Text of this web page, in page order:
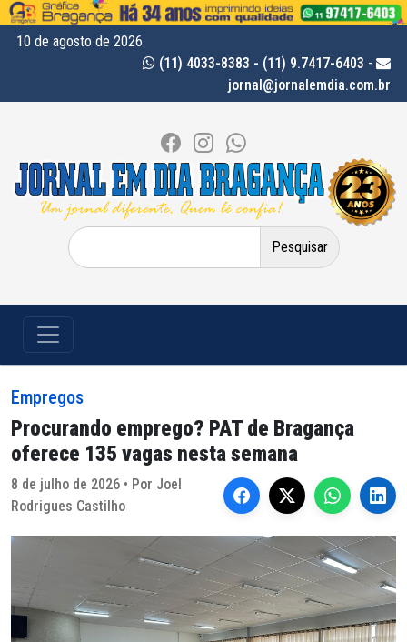
10 de agosto de 2026
(11) 4033-8383 - (11) 9.7417-6403 -
jornal@jornalemdia.com.br
Pesquisar
por:
Empregos
Procurando emprego? PAT de Bragança
oferece 135 vagas nesta semana
8 de julho de 2026 • Por Joel
Rodrigues Castilho